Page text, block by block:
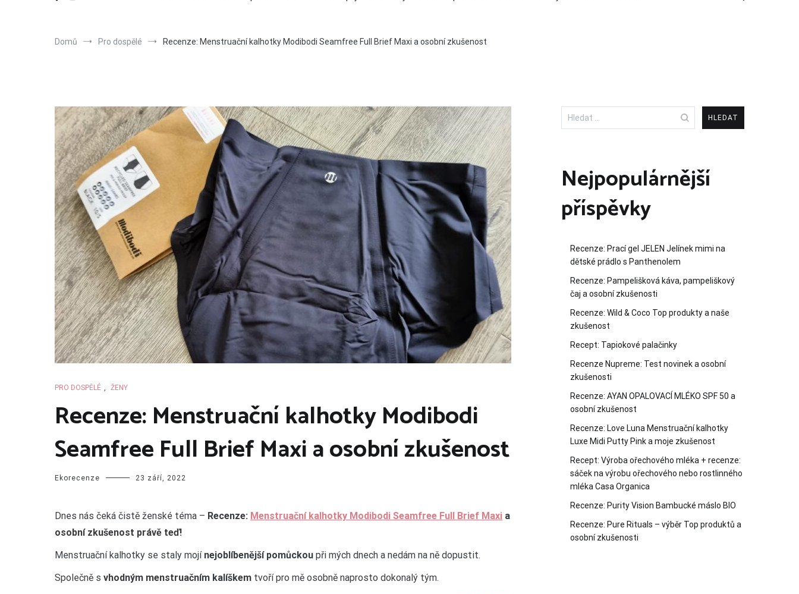
Domů Pro dospělé Recenze: Menstruační kalhotky Modibodi Seamfree Full Brief Maxi a osobní zkušenost
PRO DOSPĚLÉ , ŽENY
Recenze: Menstruační kalhotky Modibodi
Seamfree Full Brief Maxi a osobní zkušenost
Ekorecenze 23 září, 2022
Dnes nás čeká čistě ženské téma – Recenze: Menstruační kalhotky Modibodi Seamfree Full Brief Maxi a
osobní zkušenost právě teď!
Menstruační kalhotky se staly mojí nejoblíbenější pomůckou při mých dnech a nedám na ně dopustit.
Společně s vhodným menstruačním kalíškem tvoří pro mě osobně naprosto dokonalý tým.
Vyhledávání
Nejpopulárnější
příspěvky
Recenze: Prací gel JELEN Jelínek mimi na
dětské prádlo s Panthenolem
Recenze: Pampelišková káva, pampeliškový
čaj a osobní zkušenosti
Recenze: Wild & Coco Top produkty a naše
zkušenost
Recept: Tapiokové palačinky
Recenze Nupreme: Test novinek a osobní
zkušenosti
Recenze: AYAN OPALOVACÍ MLÉKO SPF 50 a
osobní zkušenost
Recenze: Love Luna Menstruační kalhotky
Luxe Midi Putty Pink a moje zkušenost
Recept: Výroba ořechového mléka + recenze:
sáček na výrobu ořechového nebo rostlinného
mléka Casa Organica
Recenze: Purity Vision Bambucké máslo BIO
Recenze: Pure Rituals – výběr Top produktů a
osobní zkušenosti